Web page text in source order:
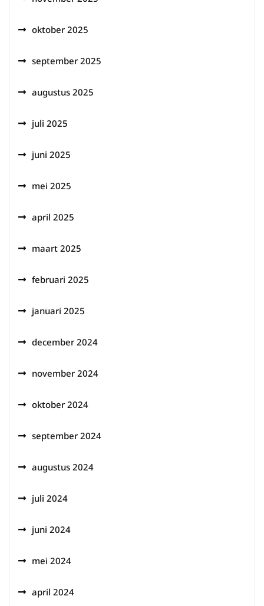
oktober 2025
september 2025
augustus 2025
juli 2025
juni 2025
mei 2025
april 2025
maart 2025
februari 2025
januari 2025
december 2024
november 2024
oktober 2024
september 2024
augustus 2024
juli 2024
juni 2024
mei 2024
april 2024